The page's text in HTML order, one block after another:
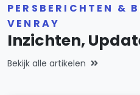
PERSBERICHTEN &
VENRAY
Inzichten,
Bekijk alle artikelen